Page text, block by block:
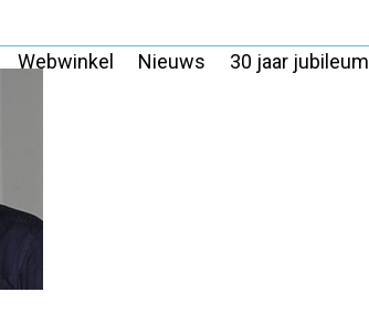
Webwinkel Nieuws 30 jaar jubileum